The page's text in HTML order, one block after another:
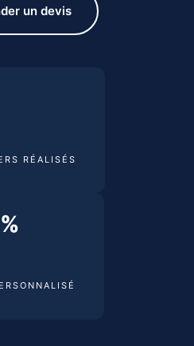
un devis
RÉALISÉS